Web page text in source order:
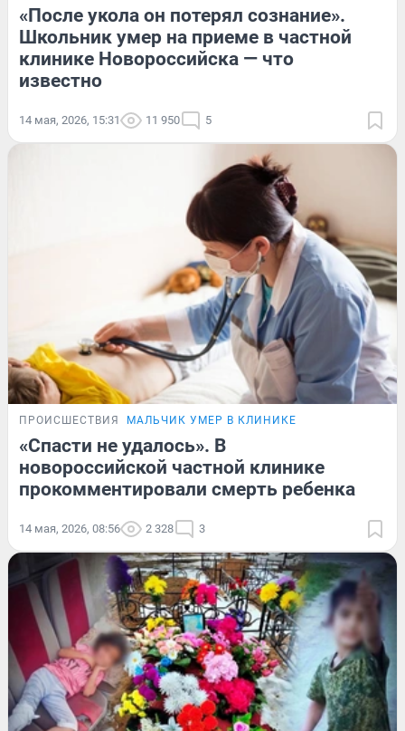
«После укола он потерял сознание».
Школьник умер на приеме в частной
клинике Новороссийска — что
известно
14 мая, 2026, 15:31 11 950 5
ПРОИСШЕСТВИЯ МАЛЬЧИК УМЕР В КЛИНИКЕ
«Спасти не удалось». В
новороссийской частной клинике
прокомментировали смерть ребенка
14 мая, 2026, 08:56 2 328 3